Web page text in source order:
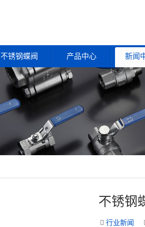
不锈钢蝶阀 产品中心 新闻
不锈钢
行业新闻